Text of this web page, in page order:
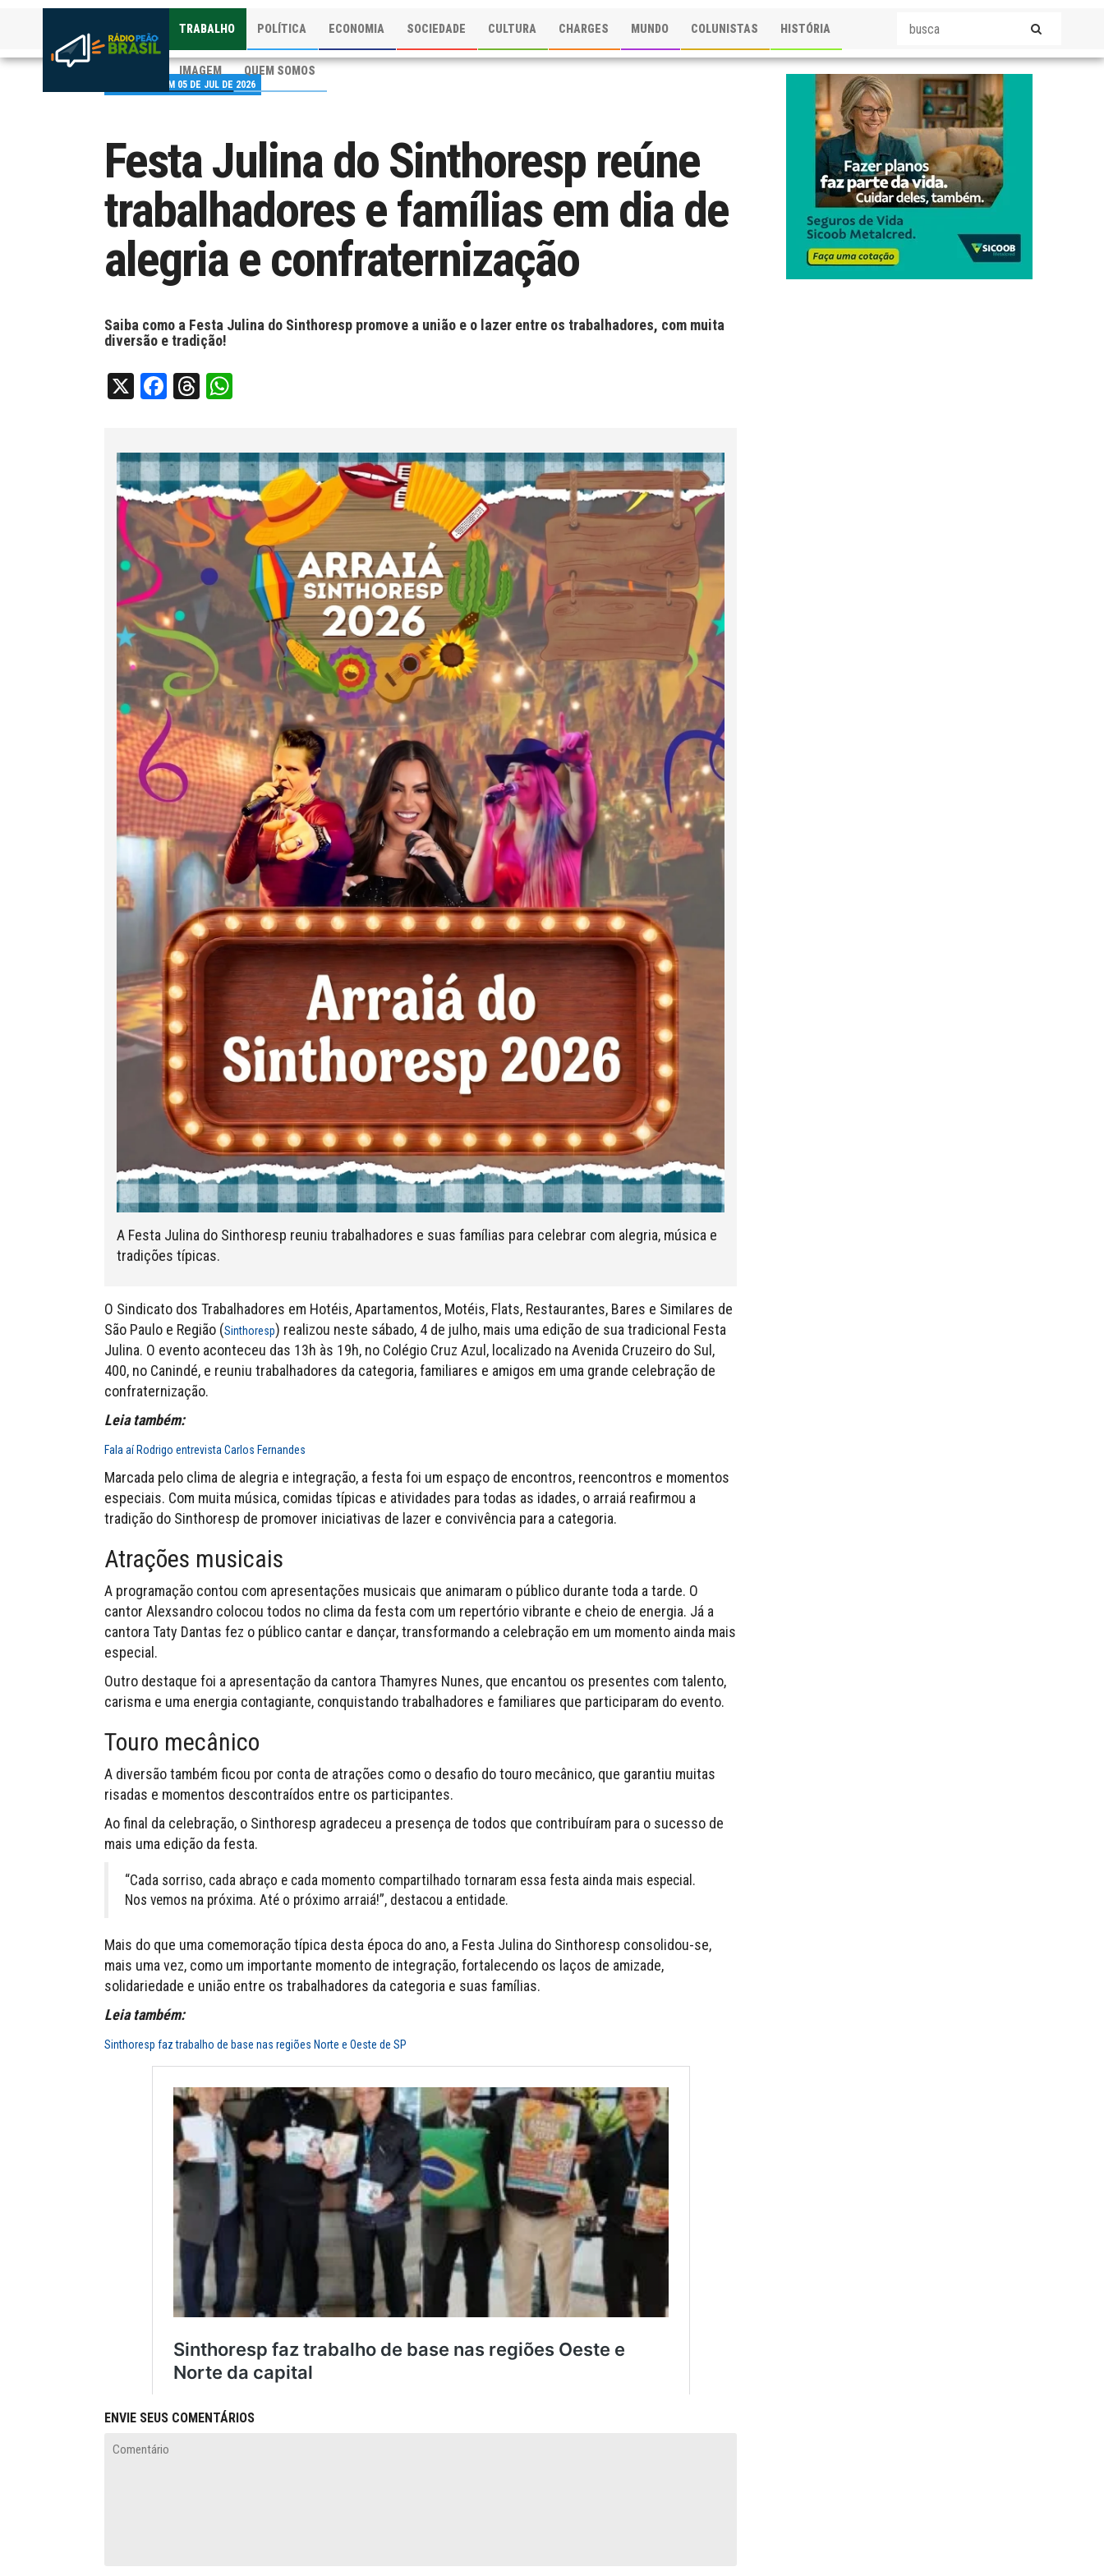
TRABALHO POLÍTICA ECONOMIA SOCIEDADE CULTURA CHARGES MUNDO COLUNISTAS HISTÓRIA
IMAGEM QUEM SOMOS
PUBLICADO EM 05 DE JUL DE 2026
Festa Julina do Sinthoresp reúne
trabalhadores e famílias em dia de
alegria e confraternização
Saiba como a Festa Julina do Sinthoresp promove a união e o lazer entre os trabalhadores, com muita
diversão e tradição!
X Facebook
Threads
A Festa Julina do Sinthoresp reuniu trabalhadores e suas famílias para celebrar com alegria, música e
tradições típicas.
O Sindicato dos Trabalhadores em Hotéis, Apartamentos, Motéis, Flats, Restaurantes, Bares e Similares de
São Paulo e Região (Sinthoresp) realizou neste sábado, 4 de julho, mais uma edição de sua tradicional Festa
Julina. O evento aconteceu das 13h às 19h, no Colégio Cruz Azul, localizado na Avenida Cruzeiro do Sul,
400, no Canindé, e reuniu trabalhadores da categoria, familiares e amigos em uma grande celebração de
confraternização.
Leia também:
Fala aí Rodrigo entrevista Carlos Fernandes
Marcada pelo clima de alegria e integração, a festa foi um espaço de encontros, reencontros e momentos
especiais. Com muita música, comidas típicas e atividades para todas as idades, o arraiá reafirmou a
tradição do Sinthoresp de promover iniciativas de lazer e convivência para a categoria.
Atrações musicais
A programação contou com apresentações musicais que animaram o público durante toda a tarde. O
cantor Alexsandro colocou todos no clima da festa com um repertório vibrante e cheio de energia. Já a
cantora Taty Dantas fez o público cantar e dançar, transformando a celebração em um momento ainda mais
especial.
Outro destaque foi a apresentação da cantora Thamyres Nunes, que encantou os presentes com talento,
carisma e uma energia contagiante, conquistando trabalhadores e familiares que participaram do evento.
Touro mecânico
A diversão também ficou por conta de atrações como o desafio do touro mecânico, que garantiu muitas
risadas e momentos descontraídos entre os participantes.
Ao final da celebração, o Sinthoresp agradeceu a presença de todos que contribuíram para o sucesso de
mais uma edição da festa.
“Cada sorriso, cada abraço e cada momento compartilhado tornaram essa festa ainda mais especial.
Nos vemos na próxima. Até o próximo arraiá!”, destacou a entidade.
Mais do que uma comemoração típica desta época do ano, a Festa Julina do Sinthoresp consolidou-se,
mais uma vez, como um importante momento de integração, fortalecendo os laços de amizade,
solidariedade e união entre os trabalhadores da categoria e suas famílias.
Leia também:
Sinthoresp faz trabalho de base nas regiões Norte e Oeste de SP
ENVIE SEUS COMENTÁRIOS